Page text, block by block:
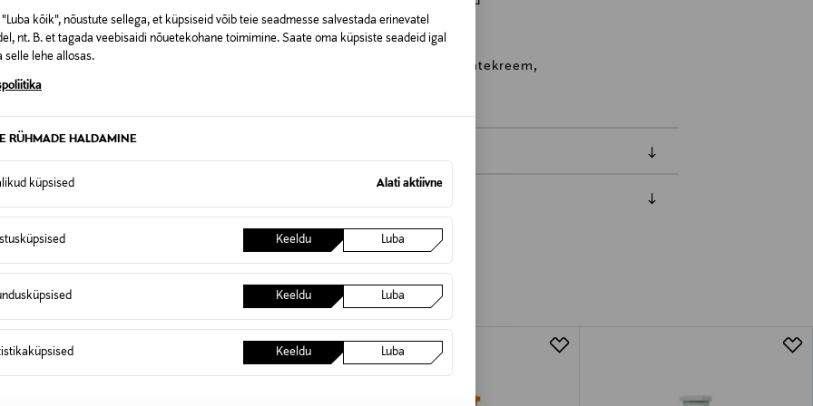
kõik", nõustute sellega, et küpsiseid võib teie seadmesse salvestada erinevatel
nt. B. et tagada veebisaidi nõuetekohane toimimine. Saate oma küpsiste seadeid igal
selle lehe allosas.
RÜHMADE HALDAMINE
küpsised Alati aktiivne
Keeldu Luba
Keeldu Luba
Keeldu Luba
info@korres.fi
Korres, kätekreem, käed, nahahooldus, kätekreem,
0,00 € – 4,90 €
lepingust taganeda 30 päeva jooksul alates kauba kättesaamisest. Suletud pakendis toodete puhul
Tagastatavad suletud pakendis kosmeetika- ja loodustooted peavad olema avamata originaalpakendis.
KA